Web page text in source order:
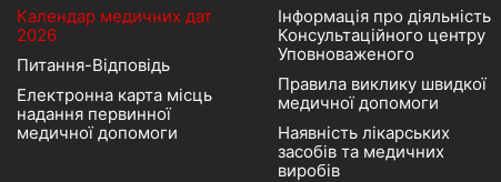
Календар медичних дат
2026
Питання-Відповідь
Електронна карта місць
надання первинної
медичної допомоги
Інформація про діяльність
Консультаційного центру
Уповноваженого
Правила виклику швидкої
медичної допомоги
Наявність лікарських
засобів та медичних
виробів